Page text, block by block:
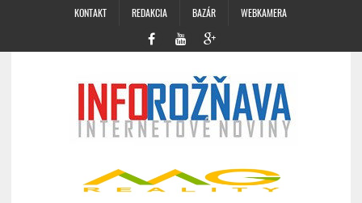
KONTAKT REDAKCIA BAZÁR WEBKAMERA